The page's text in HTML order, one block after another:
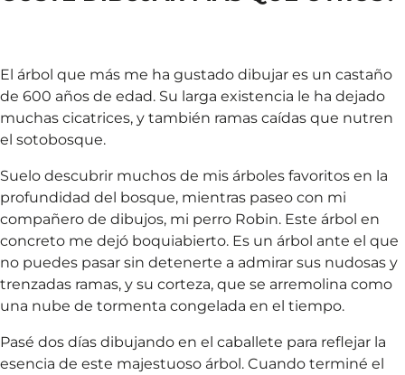
El árbol que más me ha gustado dibujar es un castaño
de 600 años de edad. Su larga existencia le ha dejado
muchas cicatrices, y también ramas caídas que nutren
el sotobosque.
Suelo descubrir muchos de mis árboles favoritos en la
profundidad del bosque, mientras paseo con mi
compañero de dibujos, mi perro Robin. Este árbol en
concreto me dejó boquiabierto. Es un árbol ante el que
no puedes pasar sin detenerte a admirar sus nudosas y
trenzadas ramas, y su corteza, que se arremolina como
una nube de tormenta congelada en el tiempo.
Pasé dos días dibujando en el caballete para reflejar la
esencia de este majestuoso árbol. Cuando terminé el